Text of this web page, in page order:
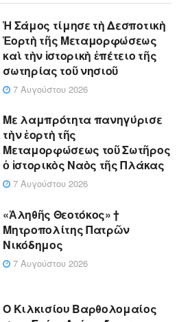
Ἡ Σάμος τίμησε τὴ Δεσποτικὴ
Ἑορτὴ τῆς Μεταμορφώσεως
καὶ τὴν ἱστορικὴ ἐπέτειο τῆς
σωτηρίας τοῦ νησιοῦ
7 Αυγούστου 2026
Με λαμπρότητα πανηγύρισε
τὴν ἑορτὴ τῆς
Μεταμορφώσεως τοῦ Σωτῆρος
ὁ ἱστορικὸς Ναὸς τῆς Πλάκας
7 Αυγούστου 2026
«Ἀληθῆς Θεοτόκος» †
Μητροπολίτης Πατρῶν
Νικόδημος
7 Αυγούστου 2026
Ο Κιλκισίου Βαρθολομαίος